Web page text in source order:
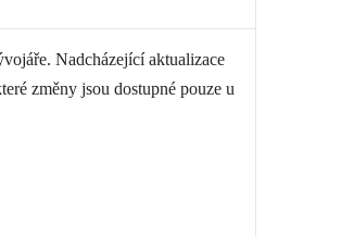
Nadcházející aktualizace
změny jsou dostupné pouze u